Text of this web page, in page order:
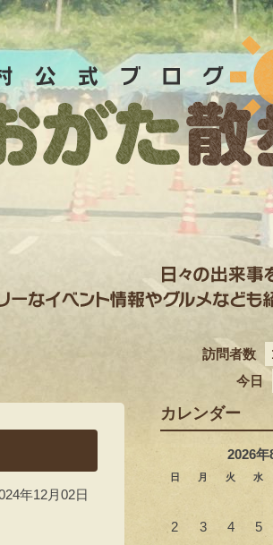
訪問者数
今日
年12月02日
カレンダー
2026年
日 月 火 水
2
3 4 5